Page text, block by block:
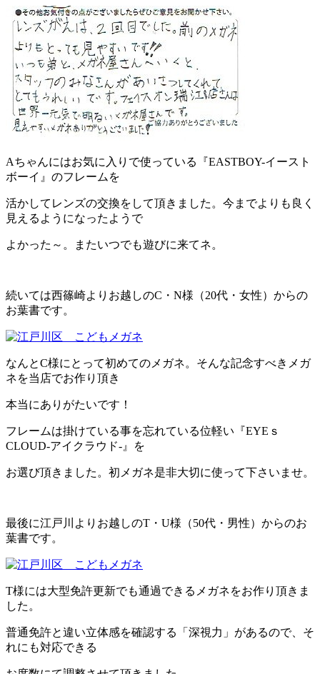
Aちゃんにはお気に入りで使っている『EASTBOY-イースト
ボーイ』のフレームを
活かしてレンズの交換をして頂きました。今までよりも良く
見えるようになったようで
よかった～。またいつでも遊びに来てネ。
続いては西篠崎よりお越しのC・N様（20代・女性）からの
お葉書です。
なんとC様にとって初めてのメガネ。そんな記念すべきメガ
ネを当店でお作り頂き
本当にありがたいです！
フレームは掛けている事を忘れている位軽い『EYEｓ
CLOUD-アイクラウド-』を
お選び頂きました。初メガネ是非大切に使って下さいませ。
最後に江戸川よりお越しのT・U様（50代・男性）からのお
葉書です。
T様には大型免許更新でも通過できるメガネをお作り頂きま
した。
普通免許と違い立体感を確認する「深視力」があるので、そ
れにも対応できる